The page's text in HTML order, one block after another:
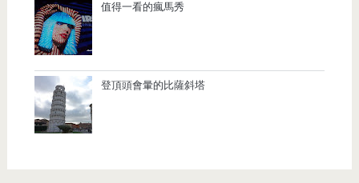
值得一看的瘋馬秀
登頂頭會暈的比薩斜塔